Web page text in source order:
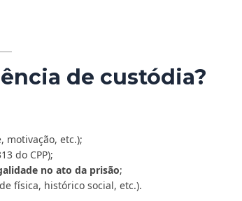
de custódia?
motivação, etc.);
do CPP);
no ato da prisão;
física, histórico social, etc.).